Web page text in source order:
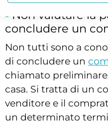
Non valutare la
concludere un
Non tutti sono a
di concludere un
chiamato
casa. Si tratta di un
venditore e il
un determinato